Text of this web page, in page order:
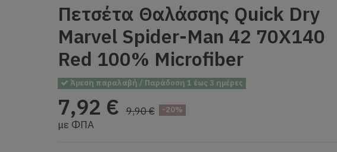
Πετσέτα Θαλάσσης Quick Dry
Marvel Spider-Man 42 70X140
Red 100% Microfiber
Άμεση παραλαβή / Παράδοση 1 έως 3 ημέρες
7,92 € 9,90 € -20%
με ΦΠΑ